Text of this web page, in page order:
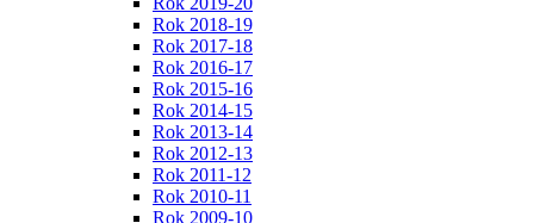
Rok 2018-19
Rok 2017-18
Rok 2016-17
Rok 2015-16
Rok 2014-15
Rok 2013-14
Rok 2012-13
Rok 2011-12
Rok 2010-11
Rok 2009-10